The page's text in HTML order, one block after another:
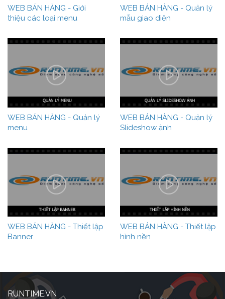
WEB BÁN HÀNG - Giới
thiệu các loại menu
WEB BÁN HÀNG - Quản lý
mẫu giao diện
WEB BÁN HÀNG - Quản lý
menu
WEB BÁN HÀNG - Quản lý
Slideshow ảnh
WEB BÁN HÀNG - Thiết lập
Banner
WEB BÁN HÀNG - Thiết lập
hình nền
RUNTIME.VN